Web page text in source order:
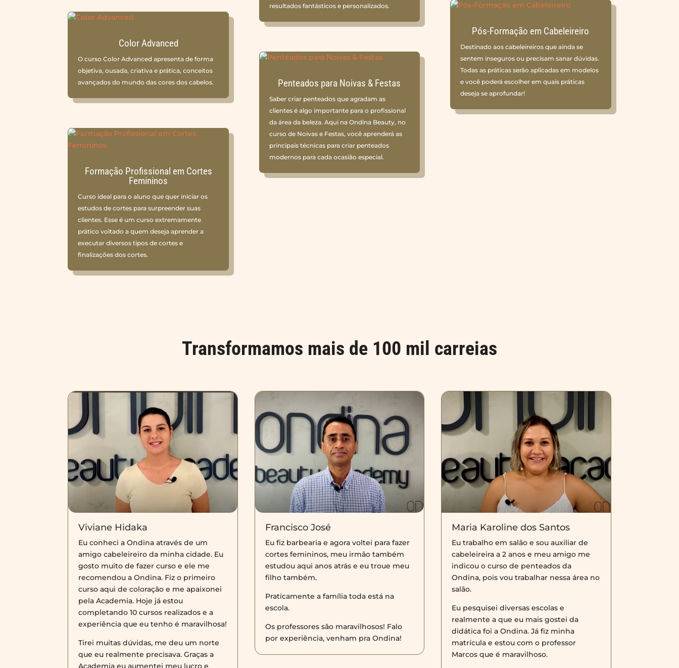
Color Advanced
O curso Color Advanced apresenta de forma
objetiva, ousada, criativa e prática, conceitos
avançados do mundo das cores dos cabelos.
Formação Profissional em Cortes
Femininos
Curso ideal para o aluno que quer iniciar os
estudos de cortes para surpreender suas
clientes. Esse é um curso extremamente
prático voltado a quem deseja aprender a
executar diversos tipos de cortes e
finalizações dos cortes.
resultados fantásticos e personalizados.
Penteados para Noivas & Festas
Saber criar penteados que agradam as
clientes é algo importante para o profissional
da área da beleza. Aqui na Ondina Beauty, no
curso de Noivas e Festas, você aprenderá as
principais técnicas para criar penteados
modernos para cada ocasião especial.
Pós-Formação em Cabeleireiro
Destinado aos cabeleireiros que ainda se
sentem inseguros ou precisam sanar dúvidas.
Todas as práticas serão aplicadas em modelos
e você poderá escolher em quais práticas
deseja se aprofundar!
Transformamos mais de 100 mil carreias
Viviane Hidaka
Eu conheci a Ondina através de um
amigo cabeleireiro da minha cidade. Eu
gosto muito de fazer curso e ele me
recomendou a Ondina. Fiz o primeiro
curso aqui de coloração e me apaixonei
pela Academia. Hoje já estou
completando 10 cursos realizados e a
experiência que eu tenho é maravilhosa!
Tirei muitas dúvidas, me deu um norte
que eu realmente precisava. Graças a
Academia eu aumentei meu lucro e
Francisco José
Eu fiz barbearia e agora voltei para fazer
cortes femininos, meu irmão também
estudou aqui anos atrás e eu troue meu
filho também.
Praticamente a família toda está na
escola.
Os professores são maravilhosos! Falo
por experiência, venham pra Ondina!
Maria Karoline dos Santos
Eu trabalho em salão e sou auxiliar de
cabeleireira a 2 anos e meu amigo me
indicou o curso de penteados da
Ondina, pois vou trabalhar nessa área no
salão.
Eu pesquisei diversas escolas e
realmente a que eu mais gostei da
didática foi a Ondina. Já fiz minha
matrícula e estou com o professor
Marcos que é maravilhoso.